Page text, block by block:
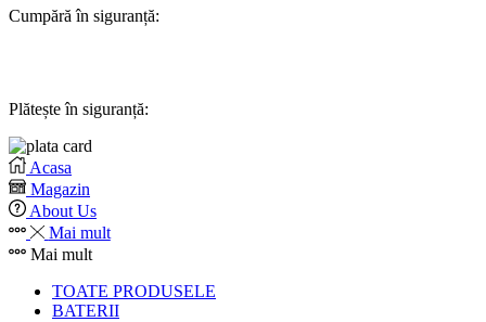
Cumpără în siguranță:
Plătește în siguranță:
Acasa
Magazin
About Us
Mai mult
Mai mult
TOATE PRODUSELE
BATERII